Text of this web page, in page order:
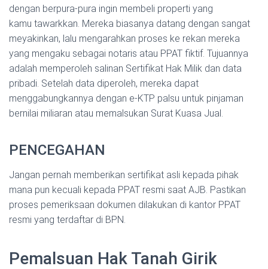
dengan berpura-pura ingin membeli properti yang
kamu tawarkkan. Mereka biasanya datang dengan sangat
meyakinkan, lalu mengarahkan proses ke rekan mereka
yang mengaku sebagai notaris atau PPAT fiktif. Tujuannya
adalah memperoleh salinan Sertifikat Hak Milik dan data
pribadi. Setelah data diperoleh, mereka dapat
menggabungkannya dengan e-KTP palsu untuk pinjaman
bernilai miliaran atau memalsukan Surat Kuasa Jual.
PENCEGAHAN
Jangan pernah memberikan sertifikat asli kepada pihak
mana pun kecuali kepada PPAT resmi saat AJB. Pastikan
proses pemeriksaan dokumen dilakukan di kantor PPAT
resmi yang terdaftar di BPN.
Pemalsuan Hak Tanah Girik